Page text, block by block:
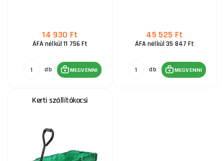
14 930 Ft
ÁFA nélkül 11 756 Ft
db MEGVENNI
45 525 Ft
ÁFA nélkül 35 847 Ft
db MEGVENNI
Kerti szállítókocsi